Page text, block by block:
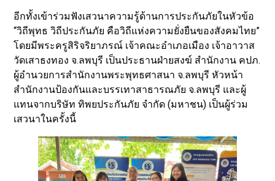
อีกทั้งเข้าร่วมฟังเสวนาความรู้ด้านการประกันภัยในหัวข้อ
“วิถีพุทธ วิถีประกันภัย คือวิถีแห่งความยั่งยืนของสังคมไทย”
โดยมีพระครูสิริจริยาภรณ์ เจ้าคณะอำเภอเมือง เจ้าอาวาส
วัดเสาธงทอง จ.ลพบุรี เป็นประธานฝ่ายสงฆ์ สำนักงาน คปภ.
ผู้อำนวยการสำนักงานพระพุทธศาสนา จ.ลพบุรี หัวหน้า
สำนักงานป้องกันและบรรเทาสาธารณภัย จ.ลพบุรี และผู้
แทนจากบริษัท ทิพยประกันภัย จำกัด (มหาชน) เป็นผู้ร่วม
เสวนาในครั้งนี้